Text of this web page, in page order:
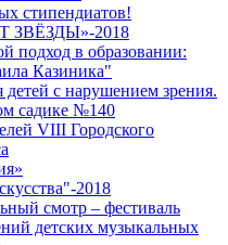
стипендиатов!
ЗВЁЗДЫ»-2018
подход в образовании:
Казиника"
детей с нарушением зрения.
садике №140
VIII Городского
2018
смотр – фестиваль
детских музыкальных